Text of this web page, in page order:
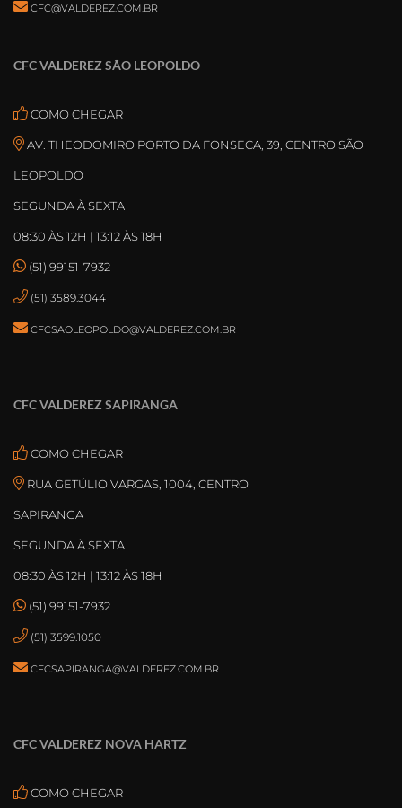
CFC@VALDEREZ.COM.BR
CFC VALDEREZ SÃO LEOPOLDO
COMO CHEGAR
AV. THEODOMIRO PORTO DA FONSECA, 39, CENTRO SÃO
LEOPOLDO
SEGUNDA À SEXTA
08:30 ÀS 12H | 13:12 ÀS 18H
(51) 99151-7932
(51) 3589.3044
CFCSAOLEOPOLDO@VALDEREZ.COM.BR
CFC VALDEREZ SAPIRANGA
COMO CHEGAR
RUA GETÚLIO VARGAS, 1004, CENTRO
SAPIRANGA
SEGUNDA À SEXTA
08:30 ÀS 12H | 13:12 ÀS 18H
(51) 99151-7932
(51) 3599.1050
CFCSAPIRANGA@VALDEREZ.COM.BR
CFC VALDEREZ NOVA HARTZ
COMO CHEGAR